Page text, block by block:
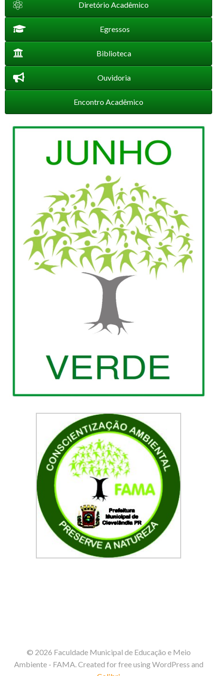
Diretório Acadêmico
Egressos
Biblioteca
Ouvidoria
Encontro Acadêmico
© 2026 Faculdade Municipal de Educação e Meio
Ambiente - FAMA. Created for free using WordPress and